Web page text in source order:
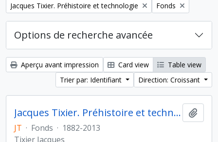
Remove filter:
Jacques Tixier. Préhistoire et technologie Remove filter:
Fonds
Options de recherche avancée
Aperçu avant impression Card view
Table view
Trier par: Identifiant
Direction: Croissant
Jacques Tixier. Préhistoire et technologie
JT · Fonds · 1882-2013
Tixier Jacques